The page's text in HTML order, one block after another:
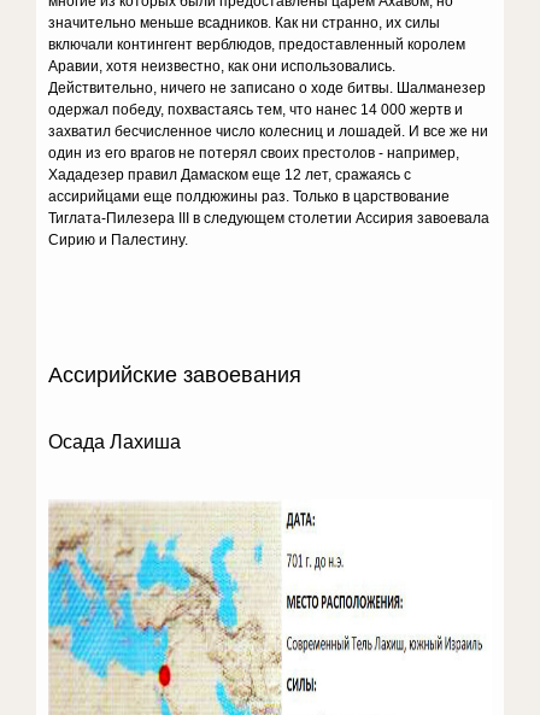
значительно меньше всадников. Как ни странно, их силы
включали контингент верблюдов, предоставленный королем
Аравии, хотя неизвестно, как они использовались.
Действительно, ничего не записано о ходе битвы. Шалманезер
одержал победу, похвастаясь тем, что нанес 14 000 жертв и
захватил бесчисленное число колесниц и лошадей. И все же ни
один из его врагов не потерял своих престолов - например,
Хададезер правил Дамаском еще 12 лет, сражаясь с
ассирийцами еще полдюжины раз. Только в царствование
Тиглата-Пилезера III в следующем столетии Ассирия завоевала
Сирию и Палестину.
Ассирийские завоевания
Осада Лахиша